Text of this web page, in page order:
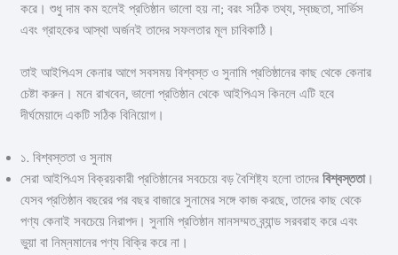
করে। শুধু দাম কম হলেই প্রতিষ্ঠান ভালো হয় না; বরং সঠিক তথ্য, স্বচ্ছতা, সার্ভিস
এবং গ্রাহকের আস্থা অর্জনই তাদের সফলতার মূল চাবিকাঠি।
তাই আইপিএস কেনার আগে সবসময় বিশ্বস্ত ও সুনামি প্রতিষ্ঠানের কাছ থেকে কেনার
চেষ্টা করুন। মনে রাখবেন, ভালো প্রতিষ্ঠান থেকে আইপিএস কিনলে এটি হবে
দীর্ঘমেয়াদে একটি সঠিক বিনিয়োগ।
১. বিশ্বস্ততা ও সুনাম
সেরা আইপিএস বিক্রয়কারী প্রতিষ্ঠানের সবচেয়ে বড় বৈশিষ্ট্য হলো তাদেরবিশ্বস্ততা।
যেসব প্রতিষ্ঠান বছরের পর বছর বাজারে সুনামের সঙ্গে কাজ করছে, তাদের কাছ থেকে
পণ্য কেনাই সবচেয়ে নিরাপদ। সুনামি প্রতিষ্ঠান মানসম্মত ব্র্যান্ড সরবরাহ করে এবং
ভুয়া বা নিম্নমানের পণ্য বিক্রি করে না।